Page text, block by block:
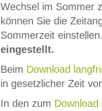
Wechsel im Sommer
können Sie die
Sommerzeit
eingestellt.
Beim Download
in gesetzlicher Zeit
In den zum Download